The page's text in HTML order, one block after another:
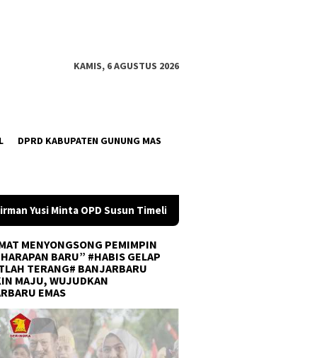
KAMIS, 6 AGUSTUS 2026
DPRD KABUPATEN GUNUNG MAS
Timeline Anggaran 2027 Sejak Awal Tahun
MENYONGSONG PEMIMPIN
BARU” #HABIS GELAP
TERANG# BANJARBARU
MAJU, WUJUDKAN
EMAS